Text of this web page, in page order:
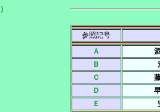
参照記号
Ａ
Ｂ
Ｃ
Ｄ
Ｅ